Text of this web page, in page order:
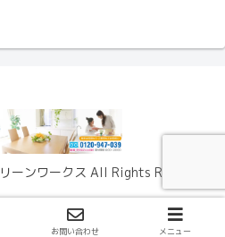
ンワークス All Rights Reserved.
お問い合わせ メニュー